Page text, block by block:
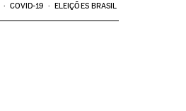
COVID-19 ELEIÇÕES BRASIL